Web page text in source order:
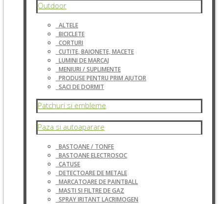
Outdoor
ALTELE
BICICLETE
CORTURI
CUTITE, BAIONETE, MACETE
LUMINI DE MARCAJ
MENIURI / SUPLIMENTE
PRODUSE PENTRU PRIM AJUTOR
SACI DE DORMIT
Patchuri si embleme
Paza si autoaparare
BASTOANE / TONFE
BASTOANE ELECTROSOC
CATUSE
DETECTOARE DE METALE
MARCATOARE DE PAINTBALL
MASTI SI FILTRE DE GAZ
SPRAY IRITANT LACRIMOGEN